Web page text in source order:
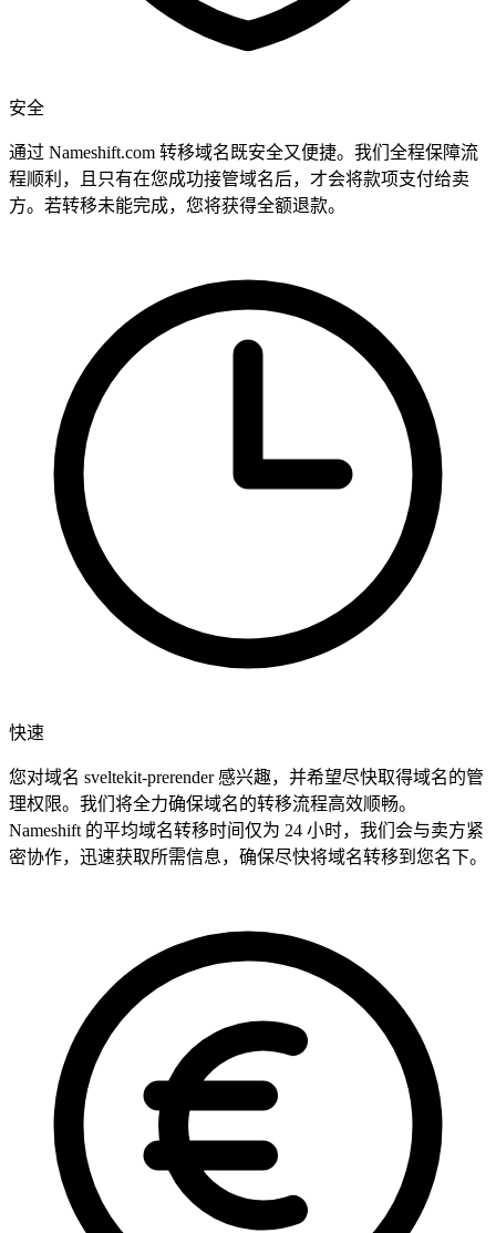
安全
通过 Nameshift.com 转移域名既安全又便捷。我们全程保障流
程顺利，且只有在您成功接管域名后，才会将款项支付给卖
方。若转移未能完成，您将获得全额退款。
快速
您对域名 sveltekit-prerender 感兴趣，并希望尽快取得域名的管
理权限。我们将全力确保域名的转移流程高效顺畅。
Nameshift 的平均域名转移时间仅为 24 小时，我们会与卖方紧
密协作，迅速获取所需信息，确保尽快将域名转移到您名下。